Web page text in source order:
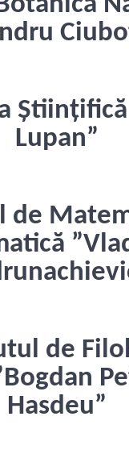
Științifică
Lupan”
de
de
Hasdeu”